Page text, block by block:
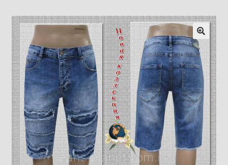
Оплата, доставка
Контакты
Примерочная